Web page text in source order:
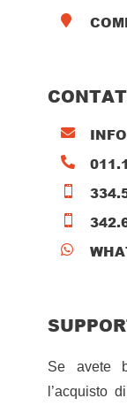






Se avete
l’acquisto